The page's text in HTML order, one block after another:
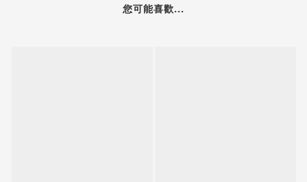
您可能喜歡...